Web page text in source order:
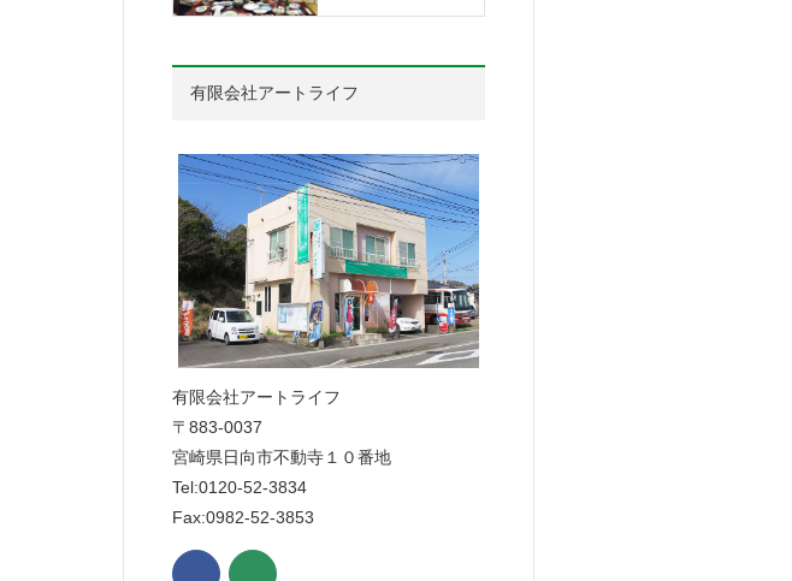
有限会社アートライフ
有限会社アートライフ
〒883-0037
宮崎県日向市不動寺１０番地
Tel:0120-52-3834
Fax:0982-52-3853